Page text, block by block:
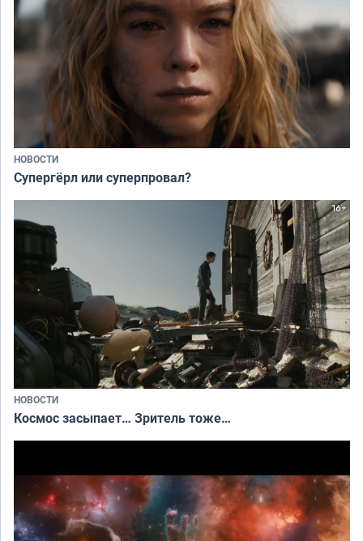
НОВОСТИ
Супергёрл или суперпровал?
НОВОСТИ
Космос засыпает… Зритель тоже…